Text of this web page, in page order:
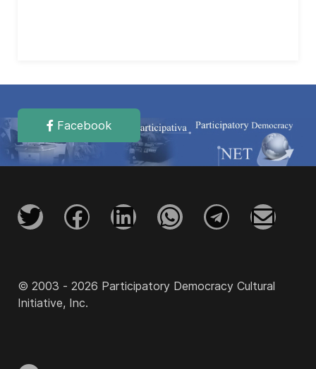
Facebook
© 2003 - 2026 Participatory Democracy Cultural
Initiative, Inc.